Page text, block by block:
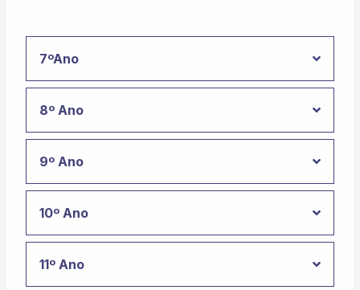
7ºAno
8º Ano
9º Ano
10º Ano
11º Ano